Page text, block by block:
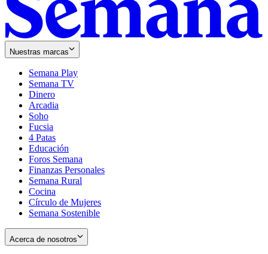
Nuestras marcas
Semana Play
Semana TV
Dinero
Arcadia
Soho
in
new
window
Fucsia
in
new
window
4 Patas
Educación
Foros Semana
Finanzas Personales
Semana Rural
Cocina
Círculo de Mujeres
Semana Sostenible
Acerca de nosotros